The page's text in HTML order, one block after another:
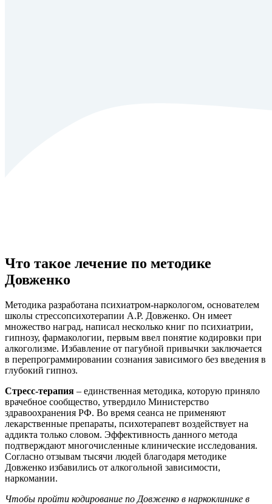
Что такое лечение по методике
Довженко
Методика разработана психиатром-наркологом, основателем
школы стрессопсихотерапии А.Р. Довженко. Он имеет
множество наград, написал несколько книг по психиатрии,
гипнозу, фармакологии, первым ввел понятие кодировки при
алкоголизме. Избавление от пагубной привычки заключается
в перепрограммировании сознания зависимого без введения в
глубокий гипноз.
Стресс-терапия – единственная методика, которую приняло
врачебное сообщество, утвердило Министерство
здравоохранения РФ. Во время сеанса не применяют
лекарственные препараты, психотерапевт воздействует на
аддикта только словом. Эффективность данного метода
подтверждают многочисленные клинические исследования.
Согласно отзывам тысячи людей благодаря методике
Довженко избавились от алкогольной зависимости,
наркомании.
Чтобы пройти кодирование по Довженко в наркоклинике в